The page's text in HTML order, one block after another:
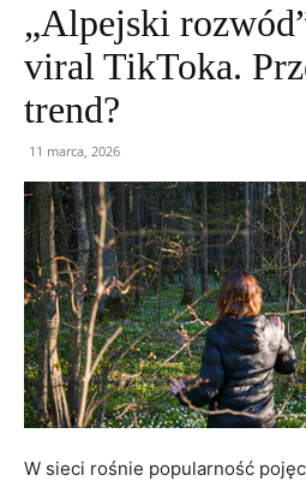
„Alpejski
viral TikToka.
trend?
11 marca, 2026
W sieci rośnie popularność